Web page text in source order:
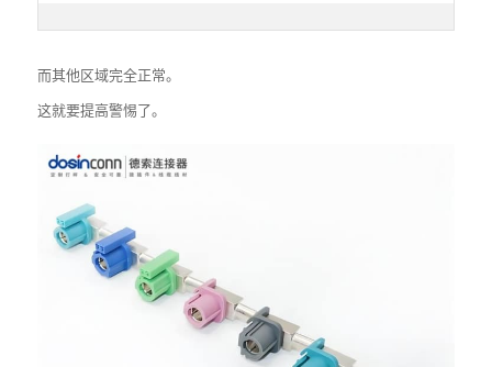
而其他区域完全正常。
这就要提高警惕了。